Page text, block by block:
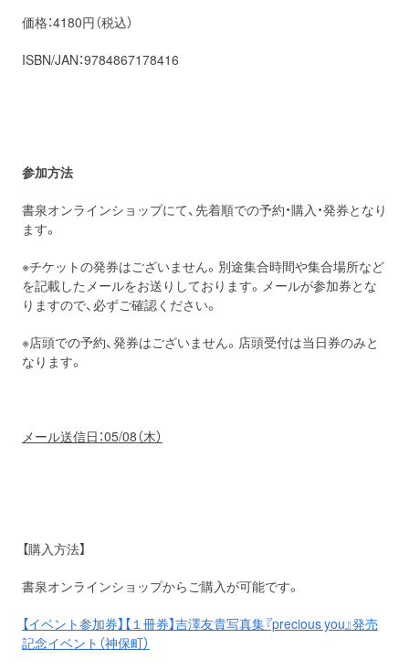
価格：4180円（税込）
ISBN/JAN：9784867178416
参加方法
書泉オンラインショップにて、先着順での予約・購入・発券となり
ます。
※チケットの発券はございません。別途集合時間や集合場所など
を記載したメールをお送りしております。メールが参加券とな
りますので、必ずご確認ください。
※店頭での予約、発券はございません。店頭受付は当日券のみと
なります。
メール送信日：05/08（木）
【購入方法】
書泉オンラインショップからご購入が可能です。
【イベント参加券】【１冊券】吉澤友貴写真集『precious you』発売
記念イベント（神保町）